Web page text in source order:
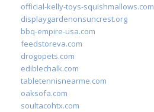
official-kelly-toys-squishmallows.com
displaygardenonsuncrest.org
bbq-empire-usa.com
feedstoreva.com
drogopets.com
ediblechalk.com
tabletennisnearme.com
oaksofa.com
soultacohtx.com